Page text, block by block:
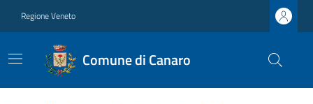
Regione Veneto
Comune di Canaro